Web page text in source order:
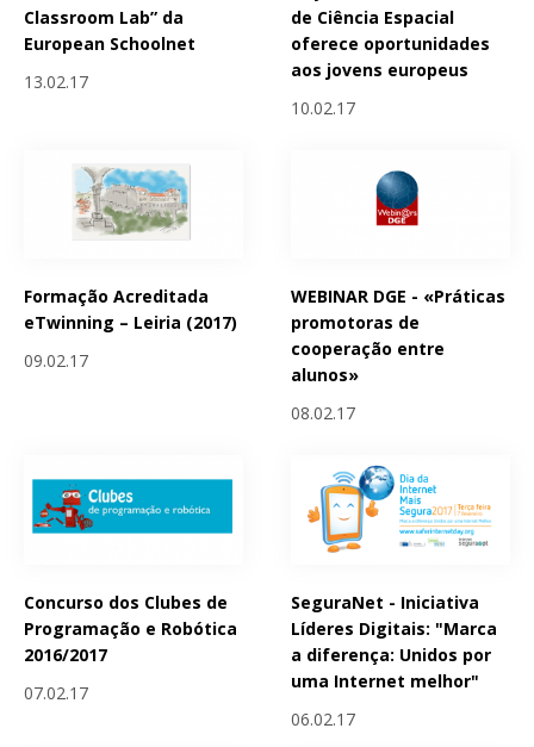
Classroom Lab” da
European Schoolnet
13.02.17
de Ciência Espacial
oferece oportunidades
aos jovens europeus
10.02.17
Formação Acreditada
eTwinning – Leiria (2017)
09.02.17
WEBINAR DGE - «Práticas
promotoras de
cooperação entre
alunos»
08.02.17
Concurso dos Clubes de
Programação e Robótica
2016/2017
07.02.17
SeguraNet - Iniciativa
Líderes Digitais: "Marca
a diferença: Unidos por
uma Internet melhor"
06.02.17